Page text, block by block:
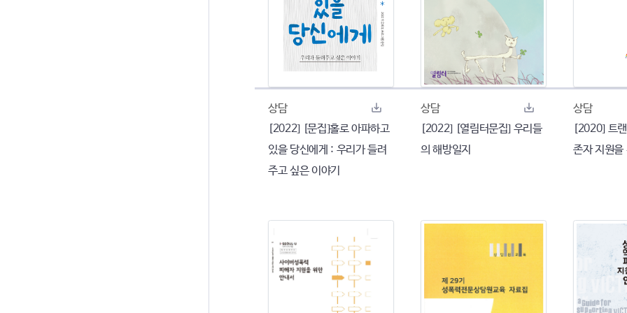
상담
[2022] [문집]홀로 아파하고
있을 당신에게 : 우리가 들려
주고 싶은 이야기
상담
[2022] [열림터문집] 우리들
의 해방일지
상담
[2020] 트
존자 지원을